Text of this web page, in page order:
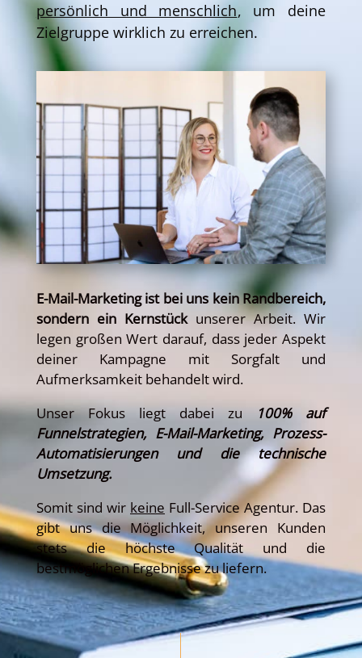
persönlich und menschlich, um deine
Zielgruppe wirklich zu erreichen.
E-Mail-Marketing ist bei uns kein Randbereich,
sondern ein Kernstückunserer Arbeit. Wir
legen großen Wert darauf, dass jeder Aspekt
deiner Kampagne mit Sorgfalt und
Aufmerksamkeit behandelt wird.
Unser Fokus liegt dabei zu100% auf
Funnelstrategien, E-Mail-Marketing, Prozess-
Automatisierungen und die technische
Umsetzung.
Somit sind wir keine Full-Service Agentur. Das
gibt uns die Möglichkeit, unseren Kunden
stets die höchste Qualität und die
bestmöglichen Ergebnisse zu liefern.